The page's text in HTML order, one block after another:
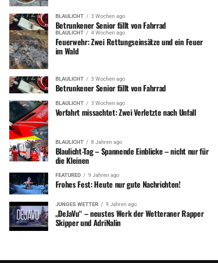
BLAULICHT 3 Wochen ago
Betrunkener Senior fällt von Fahrrad
BLAULICHT 4 Wochen ago
Feuerwehr: Zwei Rettungseinsätze und ein Feuer
im Wald
BLAULICHT 3 Wochen ago
Betrunkener Senior fällt von Fahrrad
BLAULICHT 3 Wochen ago
Vorfahrt missachtet: Zwei Verletzte nach Unfall
BLAULICHT 8 Jahren ago
Blaulicht-Tag – Spannende Einblicke – nicht nur für
die Kleinen
FEATURED 9 Jahren ago
Frohes Fest: Heute nur gute Nachrichten!
JUNGES WETTER 9 Jahren ago
„DeJaVu“ – neustes Werk der Wetteraner Rapper
Skipper und AdriNalin